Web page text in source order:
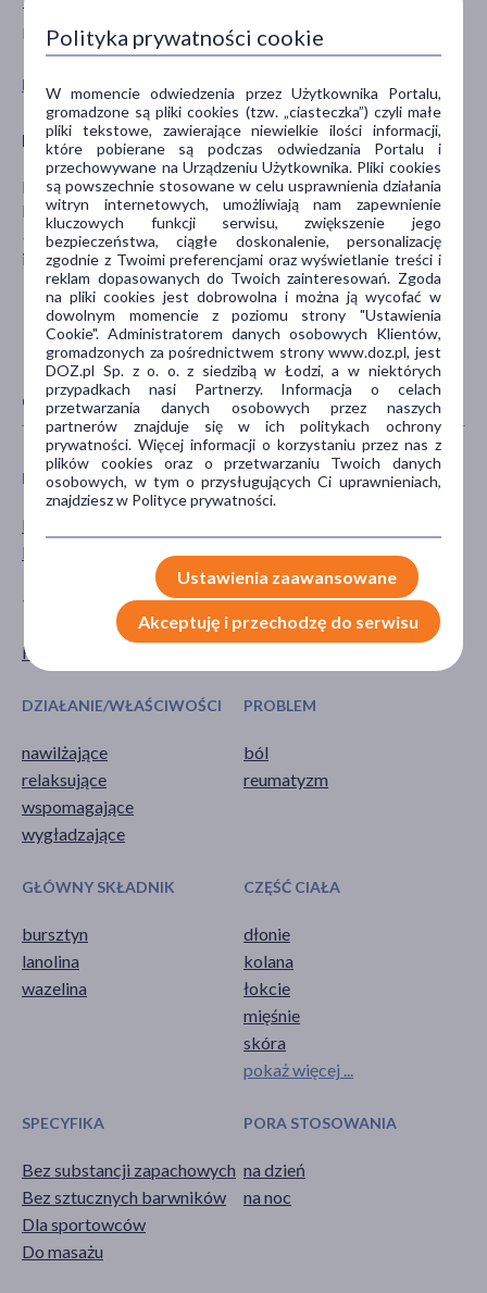
Pokaż wszystkie produkty FARMINA
Producent
FARMINA
Lipska 44
30-721 Kraków
info@farmina.pl
Tylko do użytku zewnętrznego.
Przechowywać w temperaturze do 25ºC.
CECHY PRODUKTU
PŁEĆ
Mężczyzna
Kobieta
WIEK
TYP PRODUKTU
Kosmetyk
POSTAĆ
DZIAŁANIE/WŁAŚCIWOŚCI
nawilżające
relaksujące
wspomagające
wygładzające
PROBLEM
ból
reumatyzm
GŁÓWNY SKŁADNIK
bursztyn
lanolina
wazelina
CZĘŚĆ CIAŁA
dłonie
kolana
łokcie
mięśnie
skóra
pokaż więcej ...
SPECYFIKA
Bez substancji zapachowych
Bez sztucznych barwników
Dla sportowców
Do masażu
PORA STOSOWANIA
na dzień
na noc
Polityka prywatności cookie
W momencie odwiedzenia przez Użytkownika Portalu,
gromadzone są pliki cookies (tzw. „ciasteczka”) czyli małe
pliki tekstowe, zawierające niewielkie ilości informacji,
które pobierane są podczas odwiedzania Portalu i
przechowywane na Urządzeniu Użytkownika. Pliki cookies
są powszechnie stosowane w celu usprawnienia działania
witryn internetowych, umożliwiają nam zapewnienie
kluczowych funkcji serwisu, zwiększenie jego
bezpieczeństwa, ciągłe doskonalenie, personalizację
zgodnie z Twoimi preferencjami oraz wyświetlanie treści i
reklam dopasowanych do Twoich zainteresowań. Zgoda
na pliki cookies jest dobrowolna i można ją wycofać w
dowolnym momencie z poziomu strony "Ustawienia
Cookie". Administratorem danych osobowych Klientów,
gromadzonych za pośrednictwem strony www.doz.pl, jest
DOZ.pl Sp. z o. o. z siedzibą w Łodzi, a w niektórych
przypadkach nasi Partnerzy. Informacja o celach
przetwarzania danych osobowych przez naszych
partnerów znajduje się w ich politykach ochrony
prywatności. Więcej informacji o korzystaniu przez nas z
plików cookies oraz o przetwarzaniu Twoich danych
osobowych, w tym o przysługujących Ci uprawnieniach,
znajdziesz w Polityce prywatności.
Ustawienia zaawansowane
Akceptuję i przechodzę do serwisu